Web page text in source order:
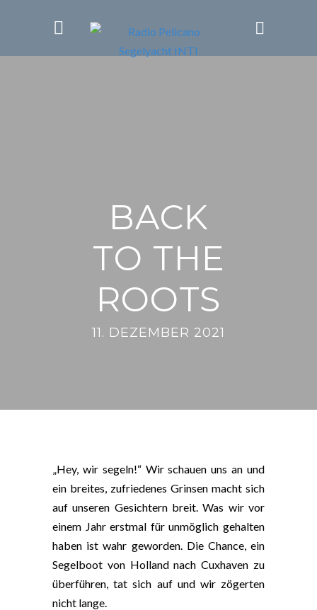
BACK
TO THE
ROOTS
11. DEZEMBER 2021
„Hey, wir segeln!“ Wir schauen uns an und
ein breites, zufriedenes Grinsen macht sich
auf unseren Gesichtern breit. Was wir vor
einem Jahr erstmal für unmöglich gehalten
haben ist wahr geworden. Die Chance, ein
Segelboot von Holland nach Cuxhaven zu
überführen, tat sich auf und wir zögerten
nicht lange.